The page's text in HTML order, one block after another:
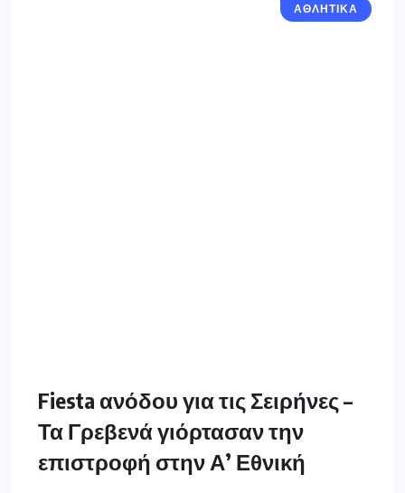
ΑΘΛΗΤΙΚΆ
Fiesta ανόδου για τις Σειρήνες –
Τα Γρεβενά γιόρτασαν την
επιστροφή στην Α’ Εθνική